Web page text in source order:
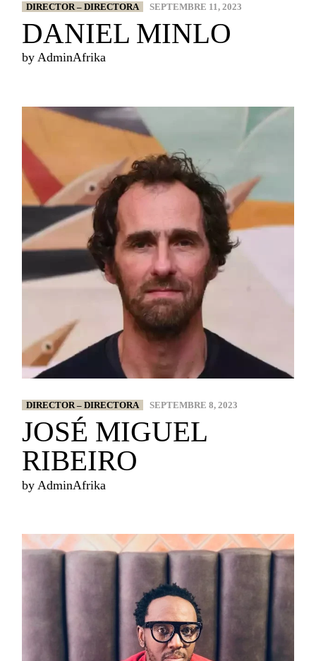
DIRECTOR – DIRECTORA SEPTEMBRE 11, 2023
DANIEL MINLO
by AdminAfrika
DIRECTOR – DIRECTORA SEPTEMBRE 8, 2023
JOSÉ MIGUEL
RIBEIRO
by AdminAfrika